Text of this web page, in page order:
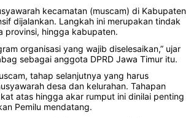
kecamatan (muscam) di Kabupaten
dijalankan. Langkah ini merupakan tindak
provinsi, hingga kabupaten.
organisasi yang wajib diselesaikan,” ujar
sebagai anggota DPRD Jawa Timur itu.
tahap selanjutnya yang harus
desa dan kelurahan. Tahapan
atas hingga akar rumput ini dinilai penting
Pemilu mendatang.